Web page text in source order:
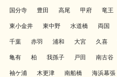
国分寺 豊田 高尾 甲府 竜王
東小金井 東中野 水道橋 両国
千葉 赤羽 浦和 大宮 久喜
亀有 柏 我孫子 戸田 南古谷
袖ケ浦 木更津 南船橋 海浜幕張